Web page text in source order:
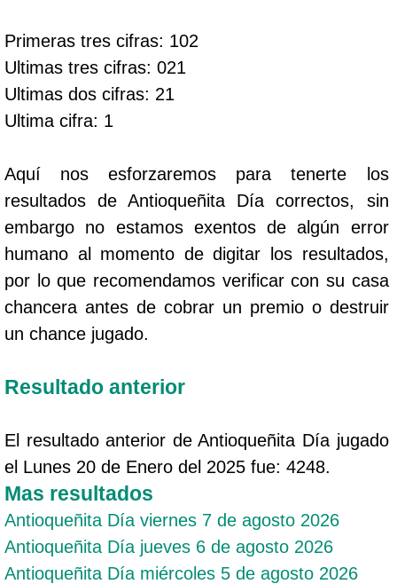
Primeras tres cifras: 102
Ultimas tres cifras: 021
Ultimas dos cifras: 21
Ultima cifra: 1
Aquí nos esforzaremos para tenerte los
resultados de Antioqueñita Día correctos, sin
embargo no estamos exentos de algún error
humano al momento de digitar los resultados,
por lo que recomendamos verificar con su casa
chancera antes de cobrar un premio o destruir
un chance jugado.
Resultado anterior
El resultado anterior de Antioqueñita Día jugado
el Lunes 20 de Enero del 2025 fue: 4248.
Mas resultados
Antioqueñita Día viernes 7 de agosto 2026
Antioqueñita Día jueves 6 de agosto 2026
Antioqueñita Día miércoles 5 de agosto 2026